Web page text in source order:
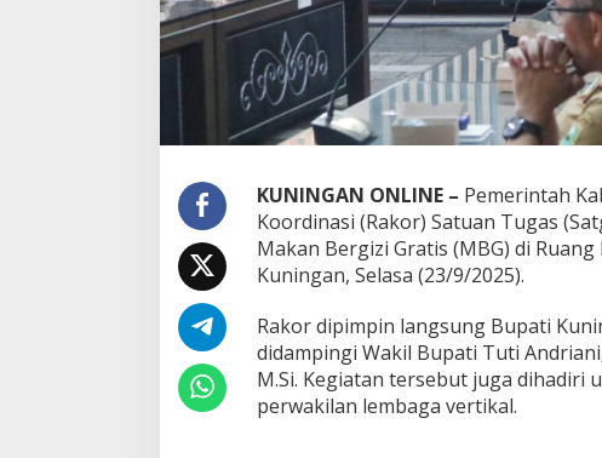
KUNINGAN ONLINE – Pemerintah
Koordinasi (Rakor) Satuan Tugas
Makan Bergizi Gratis (MBG) di
Kuningan, Selasa (23/9/2025).
Rakor dipimpin langsung Bupati
didampingi Wakil Bupati Tuti
M.Si. Kegiatan tersebut juga dihadiri
perwakilan lembaga vertikal.